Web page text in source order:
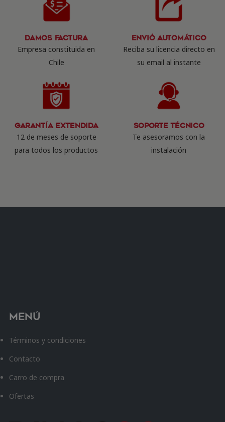
Damos Factura
Empresa constituida en
Chile
Envió Automático
Reciba su licencia directo en
su email al instante
Garantía Extendida
12 de meses de soporte
para todos los productos
Soporte Técnico
Te asesoramos con la
instalación
Menú
Términos y condiciones
Contacto
Carro de compra
Ofertas